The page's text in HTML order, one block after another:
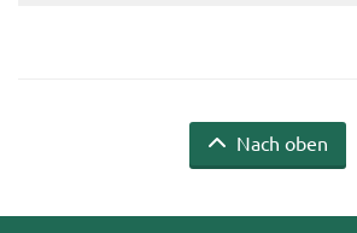
Nach oben